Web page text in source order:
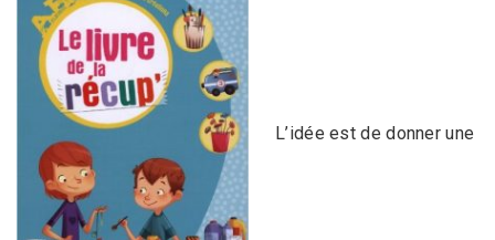
L’idée est de donner une